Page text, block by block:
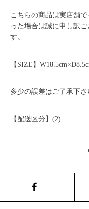
こちらの商品は実店舗
った場合は誠に申し訳
す。
【SIZE】
多少の誤差はご了承下さ
【配送区分】(2)